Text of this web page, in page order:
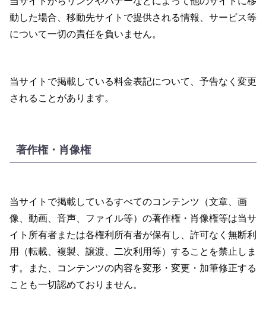
動した場合、移動先サイトで提供される情報、サービス等
について一切の責任を負いません。
当サイトで掲載している料金表記について、予告なく変更
されることがあります。
著作権・肖像権
当サイトで掲載しているすべてのコンテンツ（文章、画
像、動画、音声、ファイル等）の著作権・肖像権等は当サ
イト所有者または各権利所有者が保有し、許可なく無断利
用（転載、複製、譲渡、二次利用等）することを禁止しま
す。また、コンテンツの内容を変形・変更・加筆修正する
ことも一切認めておりません。